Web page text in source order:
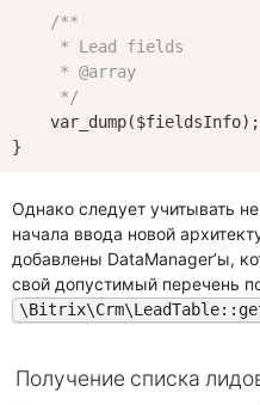
/**
     * Lead fields
     *
@array
     */
    var_dump($fieldsInfo);
Однако следует учитывать
начала ввода новой
добавлены DataManager’ы,
свой допустимый перечень
Получение списка